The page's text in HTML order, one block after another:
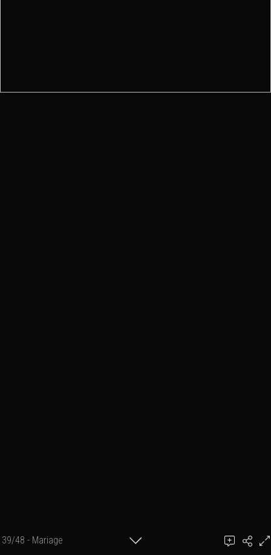
39/48 - Mariage
Ajouter un commentaire